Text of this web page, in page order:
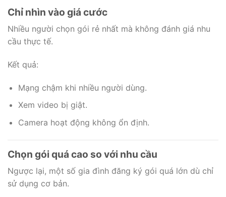
Chỉ nhìn vào giá cước
Nhiều người chọn gói rẻ nhất mà không đánh giá nhu
cầu thực tế.
Kết quả:
Mạng chậm khi nhiều người dùng.
Xem video bị giật.
Camera hoạt động không ổn định.
Chọn gói quá cao so với nhu cầu
Ngược lại, một số gia đình đăng ký gói quá lớn dù chỉ
sử dụng cơ bản.